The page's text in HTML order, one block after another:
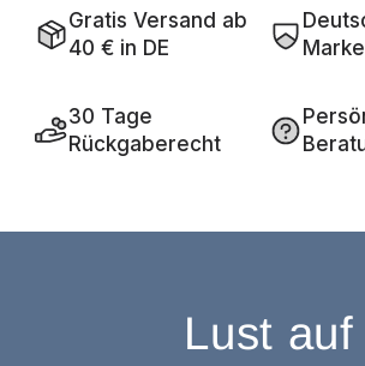
Gratis Versand ab
40 € in DE
30 Tage
Rückgaberecht
Lust auf